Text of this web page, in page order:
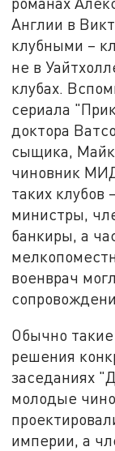
Англии в
клубными –
не в
клубах.
сериала
доктора
сыщика,
чиновник
таких клубов
министры,
банкиры, а
военврач
Обычно
решения
заседаниях
молодые
империи, а